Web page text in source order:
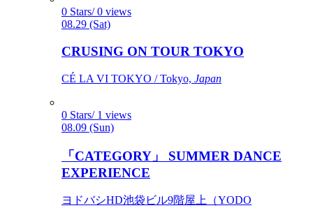
0 Stars/ 0 views
08.29 (Sat)
CRUSING ON TOUR TOKYO
CÉ LA VI TOKYO / Tokyo, Japan
0 Stars/ 1 views
08.09 (Sun)
「CATEGORY」 SUMMER DANCE
EXPERIENCE
ヨドバシHD池袋ビル9階屋上（YODO